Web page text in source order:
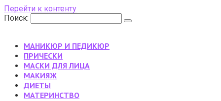
Перейти к контенту
Поиск:
МАНИКЮР И ПЕДИКЮР
ПРИЧЕСКИ
МАСКИ ДЛЯ ЛИЦА
МАКИЯЖ
ДИЕТЫ
МАТЕРИНСТВО